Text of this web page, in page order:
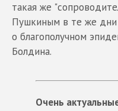
такая же
Пушкиным в те же
о благополучном
Болдина.
Очень